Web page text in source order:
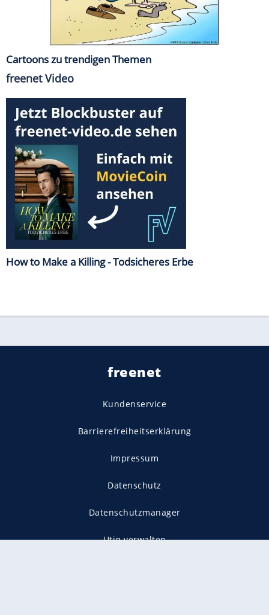
Cartoons zu trendigen Themen
freenet Video
How to Make a Killing - Todsicheres Erbe
freenet
Kundenservice
Barrierefreiheitserklärung
Impressum
Datenschutz
Datenschutzmanager
Utiq verwalten